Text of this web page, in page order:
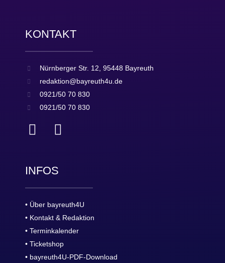
KONTAKT
Nürnberger Str. 12, 95448 Bayreuth
redaktion@bayreuth4u.de
0921/50 70 830
0921/50 70 830
INFOS
• Über bayreuth4U
• Kontakt & Redaktion
• Terminkalender
• Ticketshop
• bayreuth4U-PDF-Download